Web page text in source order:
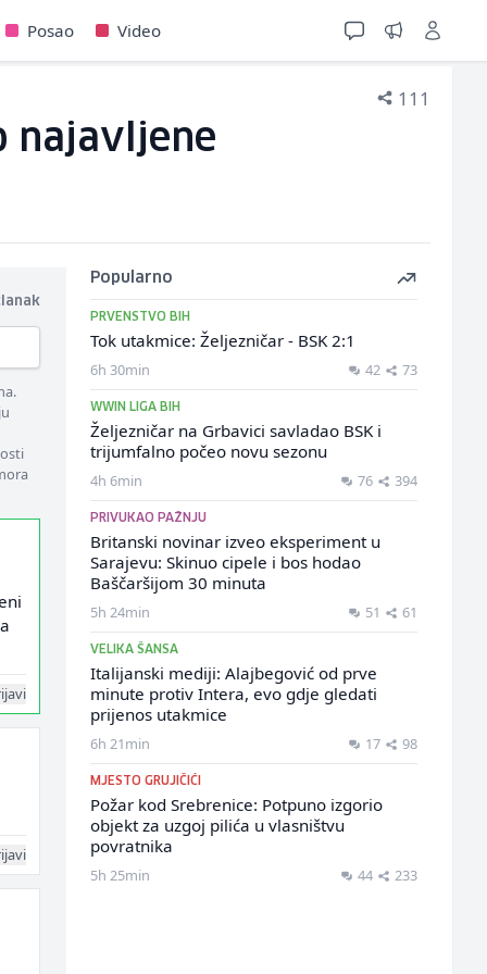
Posao Video
111
najavljene
Popularno
PRVENSTVO BIH
Tok utakmice: Željezničar - BSK 2:1
6h 30min 42 73
WWIN LIGA BIH
Željezničar na Grbavici savladao BSK i
trijumfalno počeo novu sezonu
4h 6min 76 394
PRIVUKAO PAŽNJU
Britanski novinar izveo eksperiment u
Sarajevu: Skinuo cipele i bos hodao
Baščaršijom 30 minuta
5h 24min 51 61
VELIKA ŠANSA
Italijanski mediji: Alajbegović od prve
minute protiv Intera, evo gdje gledati
prijenos utakmice
6h 21min 17 98
MJESTO GRUJIČIĆI
Požar kod Srebrenice: Potpuno izgorio
objekt za uzgoj pilića u vlasništvu
povratnika
5h 25min 44 233